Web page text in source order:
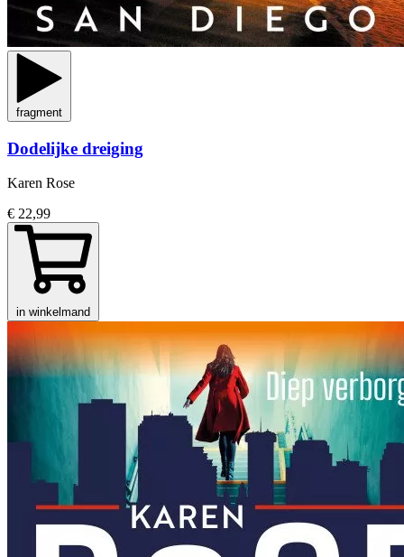
fragment
Dodelijke dreiging
Karen Rose
€ 22,99
in winkelmand